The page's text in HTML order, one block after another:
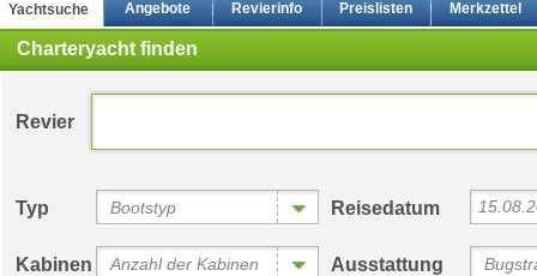
Yachtsuche Angebote Revierinfo Preislisten Merkzettel
Die günstigsten Charteryachten auf yachten-online
Charteryacht finden
Revier
Typ Bootstyp Reisedatum
Kabinen Anzahl der Kabinen Ausstattung